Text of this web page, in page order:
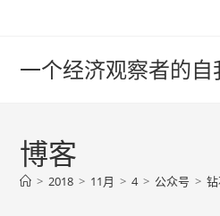
一个经济观察者的自
博客
> 2018 > 11月 > 4 > 公众号 >